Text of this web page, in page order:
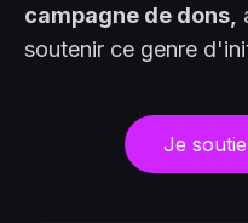
campagne de dons,
soutenir ce genre
Je